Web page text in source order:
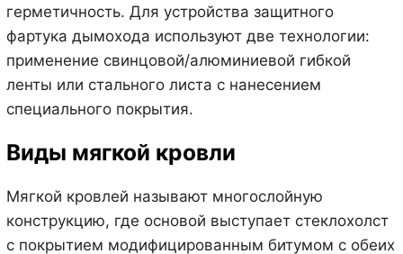
герметичность. Для устройства защитного
фартука дымохода используют две технологии:
применение свинцовой/алюминиевой гибкой
ленты или стального листа с нанесением
специального покрытия.
Виды мягкой кровли
Мягкой кровлей называют многослойную
конструкцию, где основой выступает стеклохолст
с покрытием модифицированным битумом с обеих